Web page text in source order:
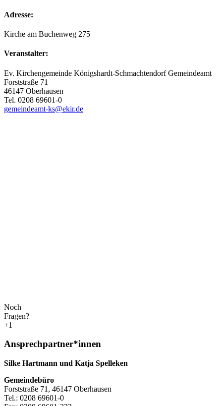
Adresse:
Kirche am Buchenweg 275
Veranstalter:
Ev. Kirchengemeinde Königshardt-Schmachtendorf Gemeindeamt
Forststraße 71
46147 Oberhausen
Tel. 0208 69601-0
gemeindeamt-ks@ekir.de
Noch
Fragen?
+1
Ansprechpartner*innen
Silke Hartmann und Katja Spelleken
Gemeindebüro
Forststraße 71, 46147 Oberhausen
Tel.: 0208 69601-0